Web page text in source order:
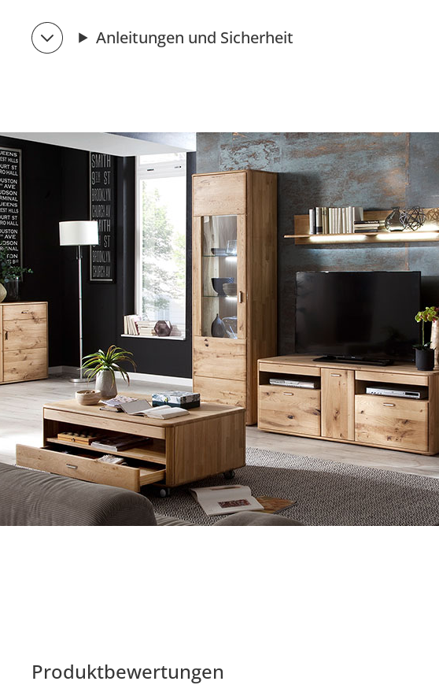
Anleitungen und Sicherheit
Produktbewertungen